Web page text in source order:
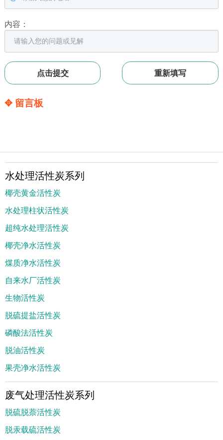
内容：
✥ 留言板
水处理活性炭系列
椰壳黄金活性炭
水处理柱状活性炭
超纯水处理活性炭
椰壳净水活性炭
煤质净水活性炭
自来水厂活性炭
生物活性炭
脱硫提盐活性炭
磷酸法活性炭
脱油活性炭
果壳净水活性炭
废气处理活性炭系列
脱硫脱萘活性炭
脱汞载硫活性炭